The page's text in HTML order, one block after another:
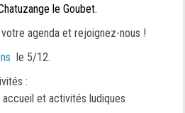
le Goubet.
agenda et rejoignez-nous !
le 5/12.
:
et activités ludiques